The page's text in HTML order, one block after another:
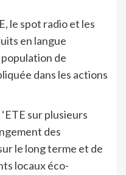
le spot radio et les
en langue
de
dans les actions
sur plusieurs
des
le long terme et de
locaux éco-